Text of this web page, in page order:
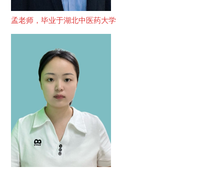
孟老师，毕业于湖北中医药大学